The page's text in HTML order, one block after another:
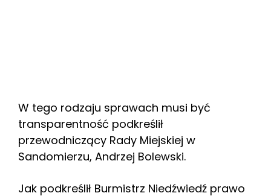
W tego rodzaju sprawach musi być
transparentność podkreślił
przewodniczący Rady Miejskiej w
Sandomierzu, Andrzej Bolewski.
Jak podkreślił Burmistrz Niedźwiedź prawo